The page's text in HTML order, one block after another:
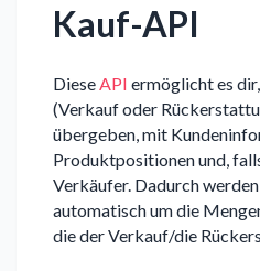
Kauf-API
DieseAPI ermöglicht es
(Verkauf oder
übergeben, mit
Produktpositionen und,
Verkäufer. Dadurch
automatisch um die
die der Verkauf/die